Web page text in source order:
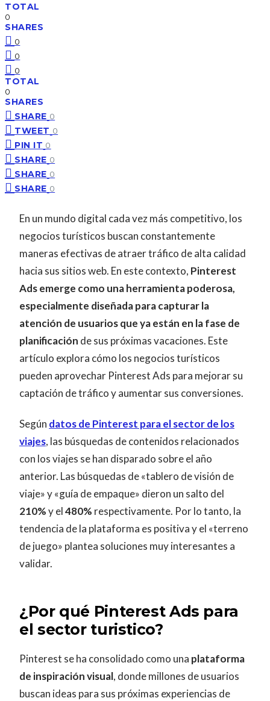
TOTAL
0
SHARES
0
0
0
TOTAL
0
SHARES
SHARE 0
TWEET 0
PIN IT 0
SHARE 0
SHARE 0
SHARE 0
En un mundo digital cada vez más competitivo, los
negocios turísticos buscan constantemente
maneras efectivas de atraer tráfico de alta calidad
hacia sus sitios web. En este contexto, Pinterest
Ads emerge como una herramienta poderosa,
especialmente diseñada para capturar la
atención de usuarios que ya están en la fase de
planificación de sus próximas vacaciones. Este
artículo explora cómo los negocios turísticos
pueden aprovechar Pinterest Ads para mejorar su
captación de tráfico y aumentar sus conversiones.
Según datos de Pinterest para el sector de los
viajes, las búsquedas de contenidos relacionados
con los viajes se han disparado sobre el año
anterior. Las búsquedas de «tablero de visión de
viaje» y «guía de empaque» dieron un salto del
210%y el480% respectivamente. Por lo tanto, la
tendencia de la plataforma es positiva y el «terreno
de juego» plantea soluciones muy interesantes a
validar.
¿Por qué Pinterest Ads para
el sector turistico?
Pinterest se ha consolidado como una plataforma
de inspiración visual, donde millones de usuarios
buscan ideas para sus próximas experiencias de